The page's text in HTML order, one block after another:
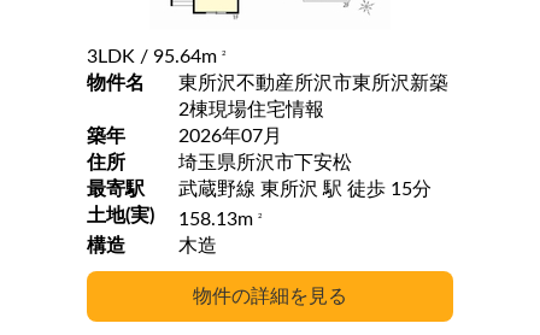
3LDK / 95.64m 2
物件名
東所沢不動産所沢市東所沢新築
2棟現場住宅情報
築年
2026年07月
住所
埼玉県所沢市下安松
最寄駅
武蔵野線 東所沢 駅 徒歩 15分
土地(実)
158.13m 2
構造 木造